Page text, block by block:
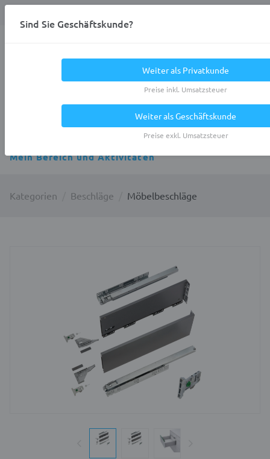
Mein Bereich und Aktivitäten
Kategorien Beschläge Möbelbeschläge
Sind Sie Geschäftskunde?
Weiter als Privatkunde
Preise inkl. Umsatzsteuer
Weiter als Geschäftskunde
Preise exkl. Umsatzsteuer